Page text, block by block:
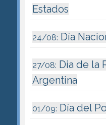
Estados
24/08: Día
27/08: Dia de la
Argentina
01/09: Día del